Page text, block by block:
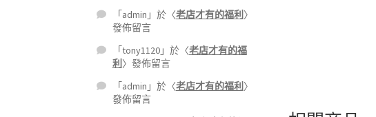
「admin 」於〈老店才有的福利 〉
發佈留言
「tony1120」於〈老店才有的福
利 〉發佈留言
「admin 」於〈老店才有的福利 〉
發佈留言